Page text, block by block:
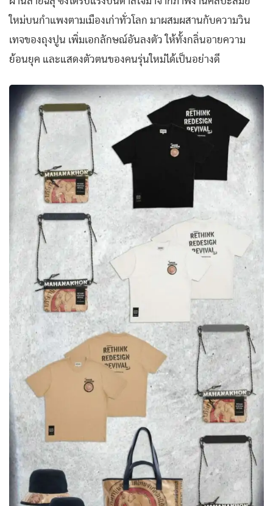
ใหม่บนกำแพงตามเมืองเก่าทั่วโลก มาผสมผสานกับความวิน
เทจของถุงปูน เพิ่มเอกลักษณ์อันลงตัว ให้ทั้งกลิ่นอายความ
ย้อนยุค และแสดงตัวตนของคนรุ่นใหม่ได้เป็นอย่างดี